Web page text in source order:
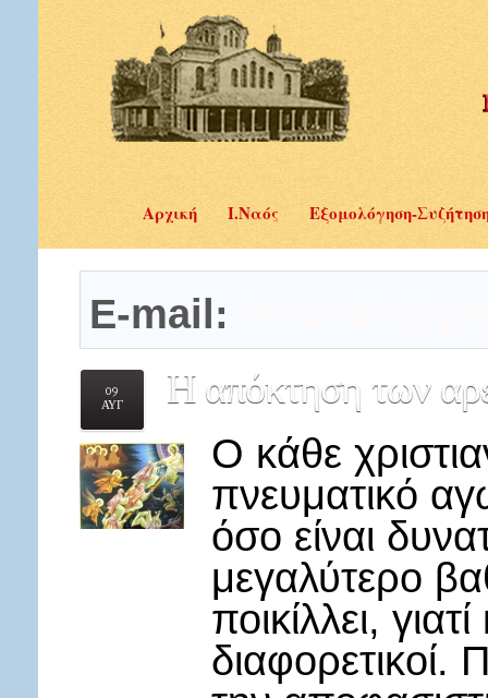
Αρχική Ι.Ναός Εξομολόγηση-
E-mail:
09
ΑΥΓ
Ηαπόκτηση των
Ο κάθε
πνευματικό
όσο είναι
μεγαλύτερο
ποικίλλει,
διαφορετικοί.